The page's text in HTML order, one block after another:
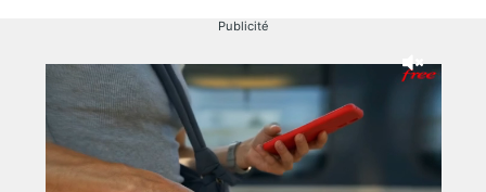
Publicité